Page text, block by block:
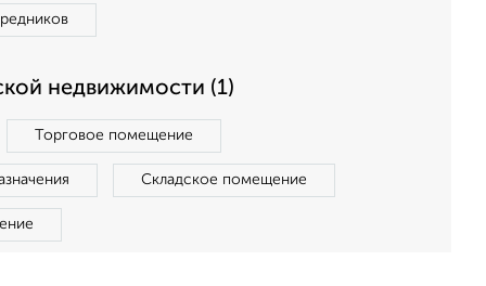
недвижимости (1)
Торговое помещение
Складское помещение